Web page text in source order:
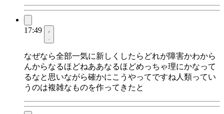
17:49
なぜなら全部一気に新しくしたらどれが障害かわから
んからなるほどねああなるほどめっちゃ理にかなって
るなと思いながら確かにこうやってですね人類ってい
うのは複雑なものを作ってきたと